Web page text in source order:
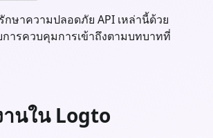
ษาความปลอดภัย API เหล่านี้ด้วย
การควบคุมการเข้าถึงตามบทบาทที่
นใน Logto